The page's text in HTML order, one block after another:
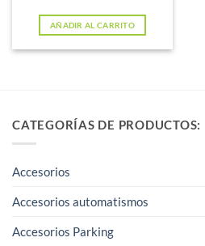
AÑADIR AL CARRITO
CATEGORÍAS DE PRODUCTOS:
Accesorios
Accesorios automatismos
Accesorios Parking